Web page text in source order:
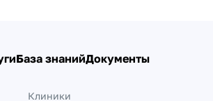
База знанийДокументы
Клиники